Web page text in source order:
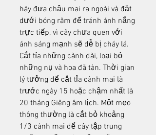
hãy đưa chậu mai ra ngoài và đặt
dưới bóng râm để tránh ánh nắng
trực tiếp, vì cây chưa quen với
ánh sáng mạnh sẽ dễ bị cháy lá.
Cắt tỉa những cành dài, loại bỏ
những nụ và hoa đã tàn. Thời gian
lý tưởng để cắt tỉa cành mai là
trước ngày 15 hoặc chậm nhất là
20 tháng Giêng âm lịch. Một mẹo
thông thường là cắt bỏ khoảng
1/3 cành mai để cây tập trung